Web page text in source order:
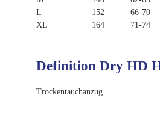
L
152 66-70
XL
164 71-74
Definition Dry HD
Trockentauchanzug